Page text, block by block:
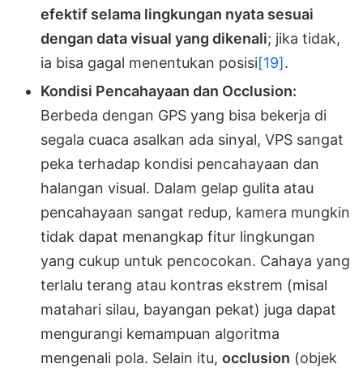
efektif selama lingkungan nyata sesuai
dengan data visual yang dikenali; jika tidak,
ia bisa gagal menentukan posisi[19].
Kondisi Pencahayaan dan Occlusion:
Berbeda dengan GPS yang bisa bekerja di
segala cuaca asalkan ada sinyal, VPS sangat
peka terhadap kondisi pencahayaan dan
halangan visual. Dalam gelap gulita atau
pencahayaan sangat redup, kamera mungkin
tidak dapat menangkap fitur lingkungan
yang cukup untuk pencocokan. Cahaya yang
terlalu terang atau kontras ekstrem (misal
matahari silau, bayangan pekat) juga dapat
mengurangi kemampuan algoritma
mengenali pola. Selain itu, occlusion (objek